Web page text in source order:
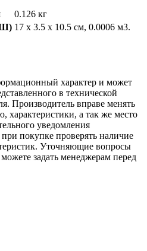
0.126 кг
Ш) 17 x 3.5 x 10.5 см, 0.0006 м3.
характер и может
в технической
Производитель вправе менять
характеристики, а так же место
уведомления
покупке проверять наличие
Уточняющие вопросы
задать менеджерам перед